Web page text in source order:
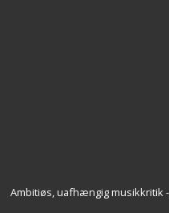
Ambitiøs, uafhængig musikkritik